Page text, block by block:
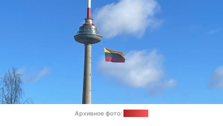
Архивное фото: